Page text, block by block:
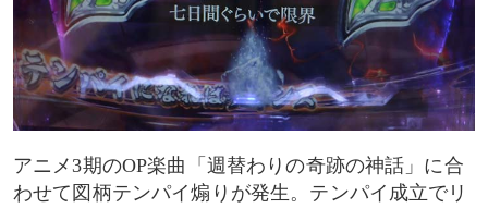
アニメ3期のOP楽曲「週替わりの奇跡の神話」に合
わせて図柄テンパイ煽りが発生。テンパイ成立でリ